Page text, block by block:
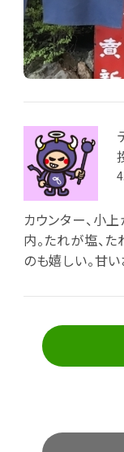
カウンター、小
内。たれが塩、
のも嬉しい。甘